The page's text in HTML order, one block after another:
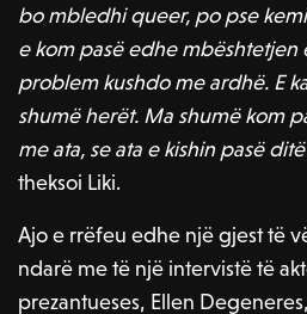
bo mbledhi queer, po pse
e kom pasë edhe mbështetjen
problem kushdo me ardhë. E
shumë herët. Ma shumë kom
me ata, se ata e kishin pasë
theksoi Liki.
Ajo e rrëfeu edhe një gjest të
ndarë me të një intervistë të
prezantueses, Ellen